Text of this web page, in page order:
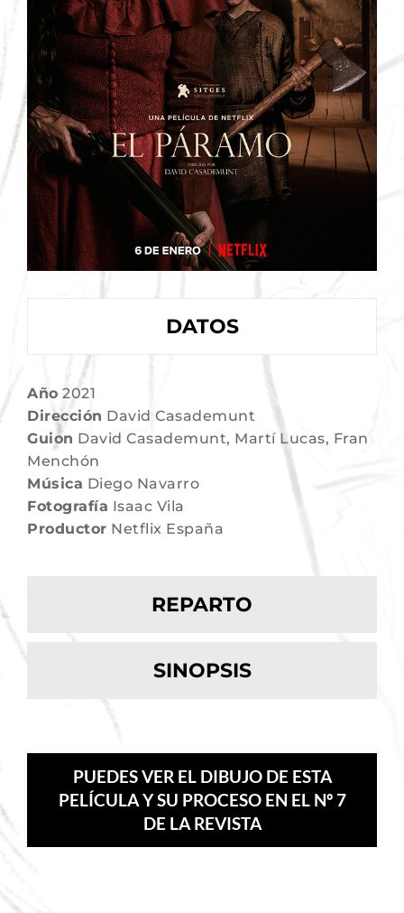
DATOS
Año 2021
Dirección David Casademunt
Guion David Casademunt, Martí Lucas, Fran
Menchón
Música Diego Navarro
Fotografía Isaac Vila
Productor Netflix España
REPARTO
SINOPSIS
PUEDES VER EL DIBUJO DE ESTA
PELÍCULA Y SU PROCESO EN EL Nº 7
DE LA REVISTA